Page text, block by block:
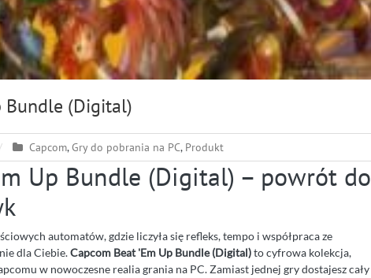
Bundle (Digital)
Capcom,Gry do pobrania na PC, Produkt
Up Bundle (Digital) – powrót do
automatów, gdzie liczyła się refleks, tempo i współpraca ze
dla Ciebie.Capcom Beat 'Em Up Bundle (Digital)to cyfrowa kolekcja,
w nowoczesne realia grania na PC. Zamiast jednej gry dostajesz cały